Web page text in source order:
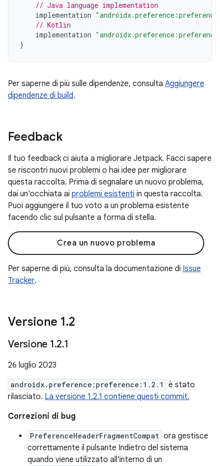
// Java language implementation
implementation
// Kotlin
implementation
}
Per saperne di più sulle dipendenze, consulta Aggiungere
dipendenze di build.
Feedback
Il tuo feedback ci aiuta a migliorare Jetpack. Facci sapere
se riscontri nuovi problemi o hai idee per migliorare
questa raccolta. Prima di segnalare un nuovo problema,
dai un'occhiata ai problemi esistenti in questa raccolta.
Puoi aggiungere il tuo voto a un problema esistente
facendo clic sul pulsante a forma di stella.
Crea un nuovo problema
Per saperne di più, consulta la documentazione di Issue
Tracker.
Versione 1.2
Versione 1.2.1
26 luglio 2023
androidx.preference:preference:1.2.1
è stato
rilasciato. La versione 1.2.1 contiene questi commit.
Correzioni di bug
PreferenceHeaderFragmentCompat ora gestisce
correttamente il pulsante Indietro del sistema
quando viene utilizzato all'interno di un